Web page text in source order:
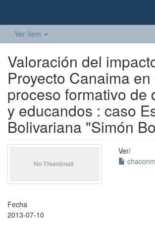
Ver ítem
Valoración del
Proyecto Canaima en
proceso formativo de
y educandos : caso
Bolivariana "Simón
Ver/
Fecha
2013-07-10